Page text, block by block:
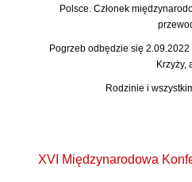
Polsce. Członek
Pogrzeb odbędzie się
Krzyży,
Rodzinie i
XVI Międzynarodowa